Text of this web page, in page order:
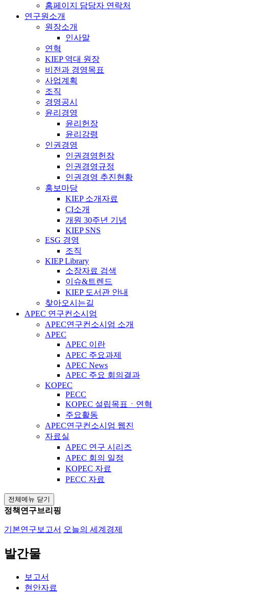
홈페이지 담당자 연락처
연구원소개
원장소개
인사말
연혁
KIEP 역대 원장
비전과 경영목표
사업계획
조직
경영공시
윤리경영
윤리헌장
윤리강령
인권경영
인권경영헌장
인권경영규정
인권경영 추진현황
홍보마당
KIEP 소개자료
CI소개
개원 30주년 기념
KIEP SNS
ESG 경영
조직
KIEP Library
소장자료 검색
이슈&트렌드
KIEP 도서관 안내
찾아오시는길
APEC 연구컨소시엄
APEC연구컨소시엄 소개
APEC
APEC 이란
APEC 주요과제
APEC News
APEC 주요 회의결과
KOPEC
PECC
KOPEC 설립목표ㆍ연혁
주요활동
APEC연구컨소시엄 웹진
자료실
APEC 연구 시리즈
APEC 회의 일정
KOPEC 자료
PECC 자료
전체메뉴 닫기
정책연구브리핑
기본연구보고서 오늘의 세계경제
발간물
보고서
현안자료